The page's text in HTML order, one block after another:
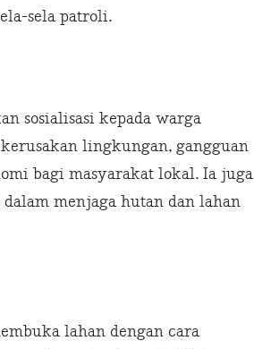
sela patroli.
sosialisasi kepada warga
lingkungan, gangguan
bagi masyarakat lokal. Ia juga
menjaga hutan dan lahan
lahan dengan cara